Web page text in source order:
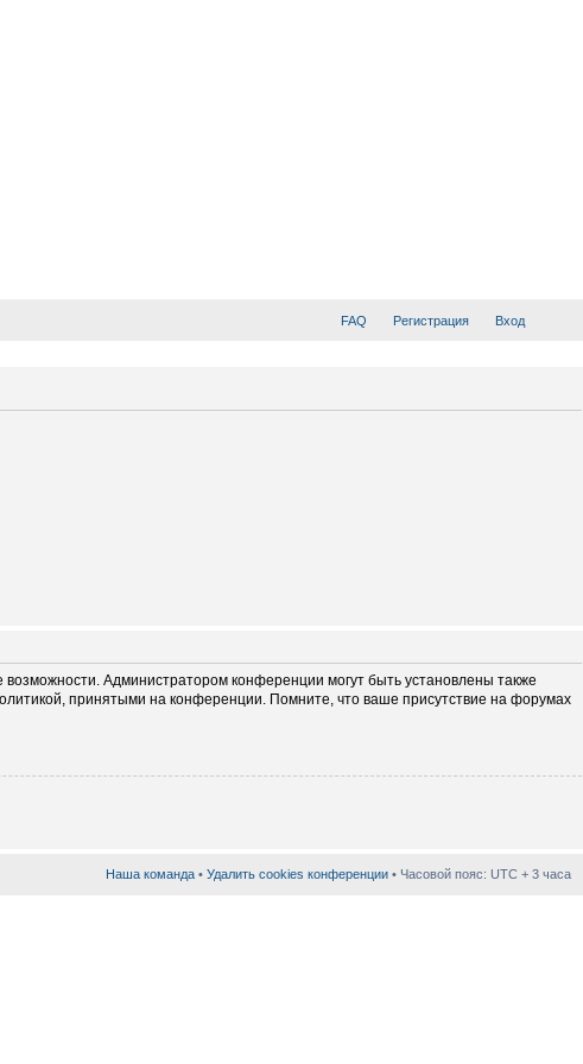
FAQ Регистрация Вход
Администратором конференции могут быть установлены также
принятыми на конференции. Помните, что ваше присутствие на форумах
Наша команда • Удалить cookies конференции • Часовой пояс: UTC + 3 часа